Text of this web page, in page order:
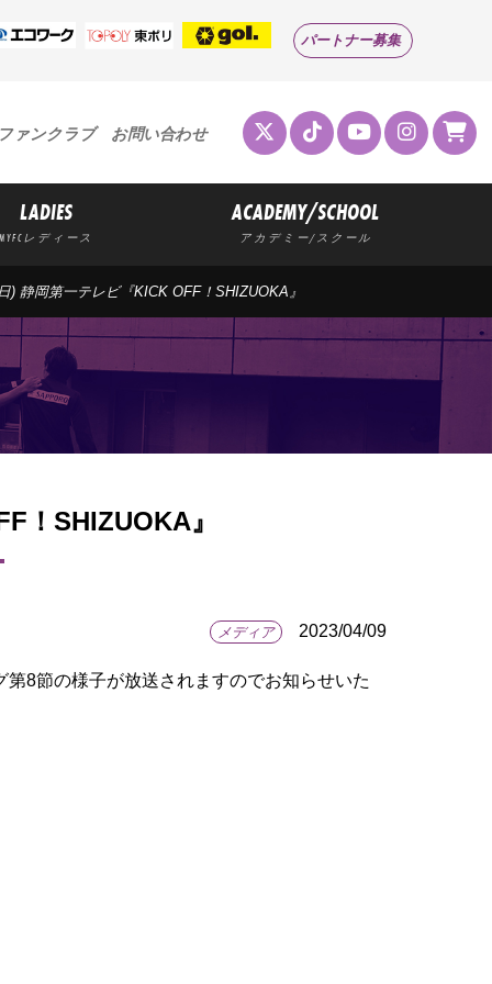
パートナー募集
ァンクラブ お問い合わせ
LADIES
MYFCレディース
ACADEMY/SCHOOL
アカデミー/スクール
) 静岡第一テレビ『KICK OFF！SHIZUOKA』
！SHIZUOKA』
メディア 2023/04/09
8節の様子が放送されますのでお知らせいた